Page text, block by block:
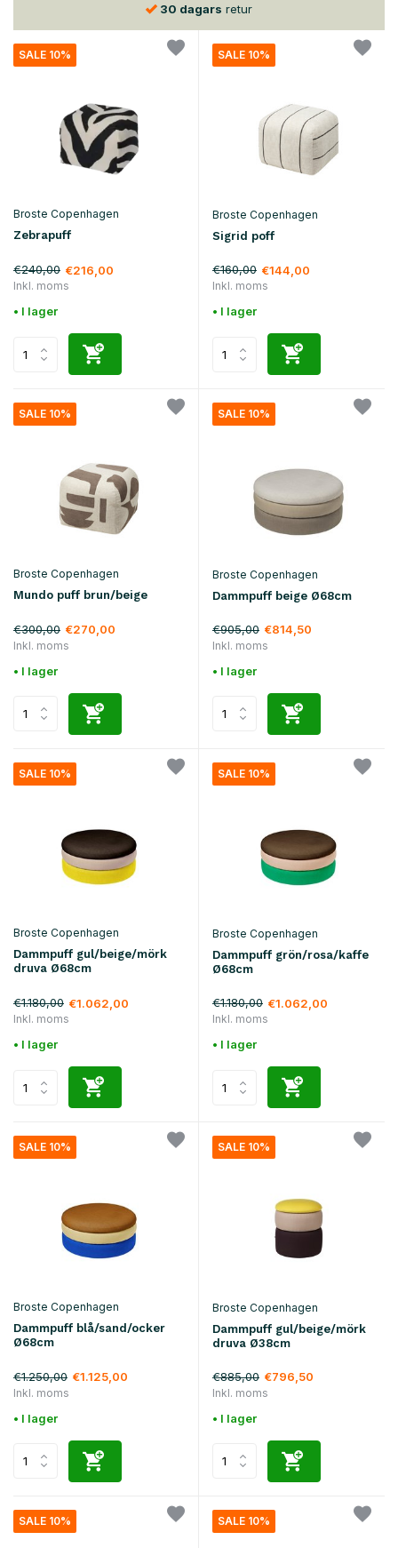
30 dagars retur
SALE 10%
Broste Copenhagen
Zebrapuff
€240,00 €216,00
Inkl. moms
• I lager
SALE 10%
Broste Copenhagen
Sigrid poff
€160,00 €144,00
Inkl. moms
• I lager
SALE 10%
Broste Copenhagen
Mundo puff brun/beige
€300,00 €270,00
Inkl. moms
• I lager
SALE 10%
Broste Copenhagen
Dammpuff beige Ø68cm
€905,00 €814,50
Inkl. moms
• I lager
SALE 10%
Broste Copenhagen
Dammpuff gul/beige/mörk
druva Ø68cm
€1.180,00 €1.062,00
Inkl. moms
• I lager
SALE 10%
Broste Copenhagen
Dammpuff grön/rosa/kaffe
Ø68cm
€1.180,00 €1.062,00
Inkl. moms
• I lager
SALE 10%
Broste Copenhagen
Dammpuff blå/sand/ocker
Ø68cm
€1.250,00 €1.125,00
Inkl. moms
• I lager
SALE 10%
Broste Copenhagen
Dammpuff gul/beige/mörk
druva Ø38cm
€885,00 €796,50
Inkl. moms
• I lager
SALE 10% SALE 10%